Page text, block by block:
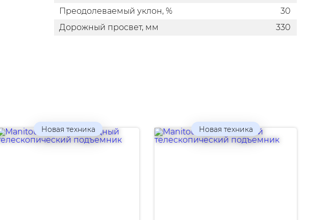
Преодолеваемый уклон, %
30
Дорожный просвет, мм
330
Новая техника Новая техника